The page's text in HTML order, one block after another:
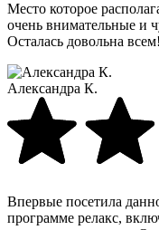
Место которое
очень внимательные и
Осталась довольна всем!
Александра К.
Впервые посетила
программе релакс,